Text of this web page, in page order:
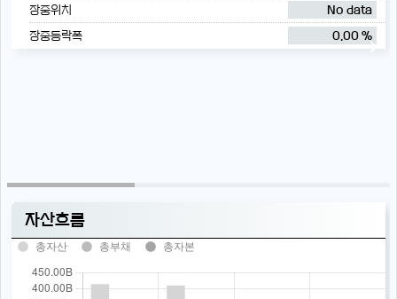
장중위치
No data
장중등락폭
0.00 %
자산흐름
총자산 총부채 총자본